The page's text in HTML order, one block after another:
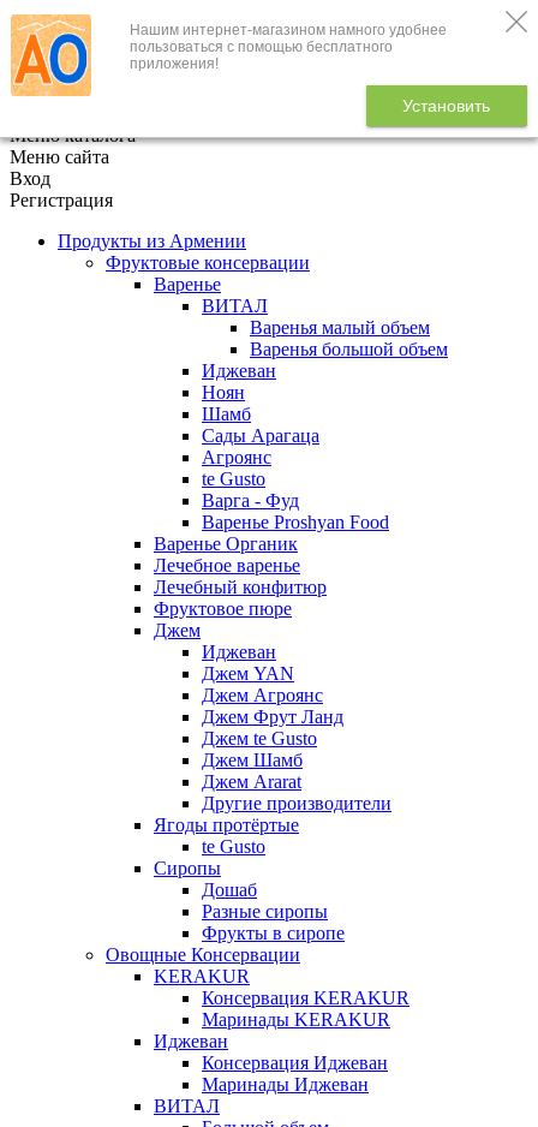
Нашим интернет-магазином намного удобнее
пользоваться с помощью бесплатного
приложения!
Установить
+7 (495) 646-888-1
В корзине
Меню каталога
Меню сайта
Вход
Регистрация
Продукты из Армении
Фруктовые консервации
Варенье
ВИТАЛ
Варенья малый объем
Варенья большой объем
Иджеван
Ноян
Шамб
Сады Арагаца
Агроянс
te Gusto
Варга - Фуд
Варенье Proshyan Food
Варенье Органик
Лечебное варенье
Лечебный конфитюр
Фруктовое пюре
Джем
Иджеван
Джем YAN
Джем Агроянс
Джем Фрут Ланд
Джем te Gusto
Джем Шамб
Джем Ararat
Другие производители
Ягоды протёртые
te Gusto
Сиропы
Дошаб
Разные сиропы
Фрукты в сиропе
Овощные Консервации
KERAKUR
Консервация KERAKUR
Маринады KERAKUR
Иджеван
Консервация Иджеван
Маринады Иджеван
ВИТАЛ